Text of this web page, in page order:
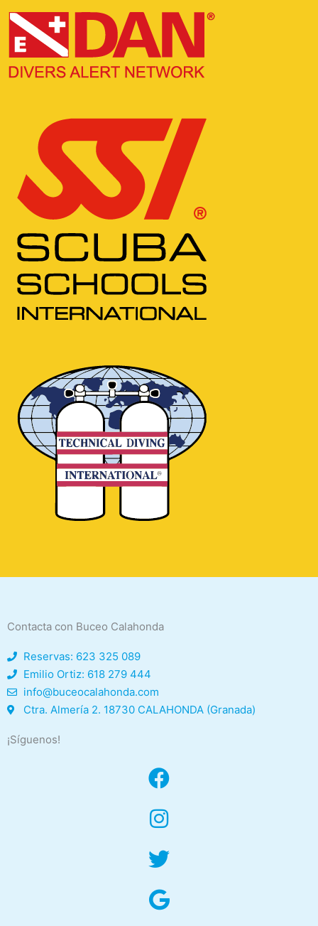
Contacta con Buceo Calahonda
Reservas: 623 325 089
Emilio Ortiz: 618 279 444
info@buceocalahonda.com
Ctra. Almería 2. 18730 CALAHONDA (Granada)
¡Síguenos!